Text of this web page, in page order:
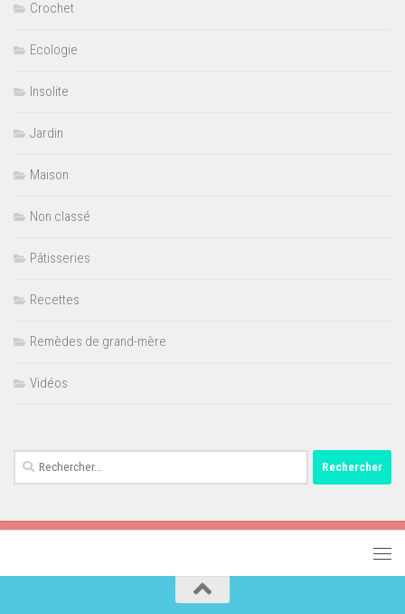
Crochet
Ecologie
Insolite
Jardin
Maison
Non classé
Pâtisseries
Recettes
Remèdes de grand-mère
Vidéos
Rechercher :